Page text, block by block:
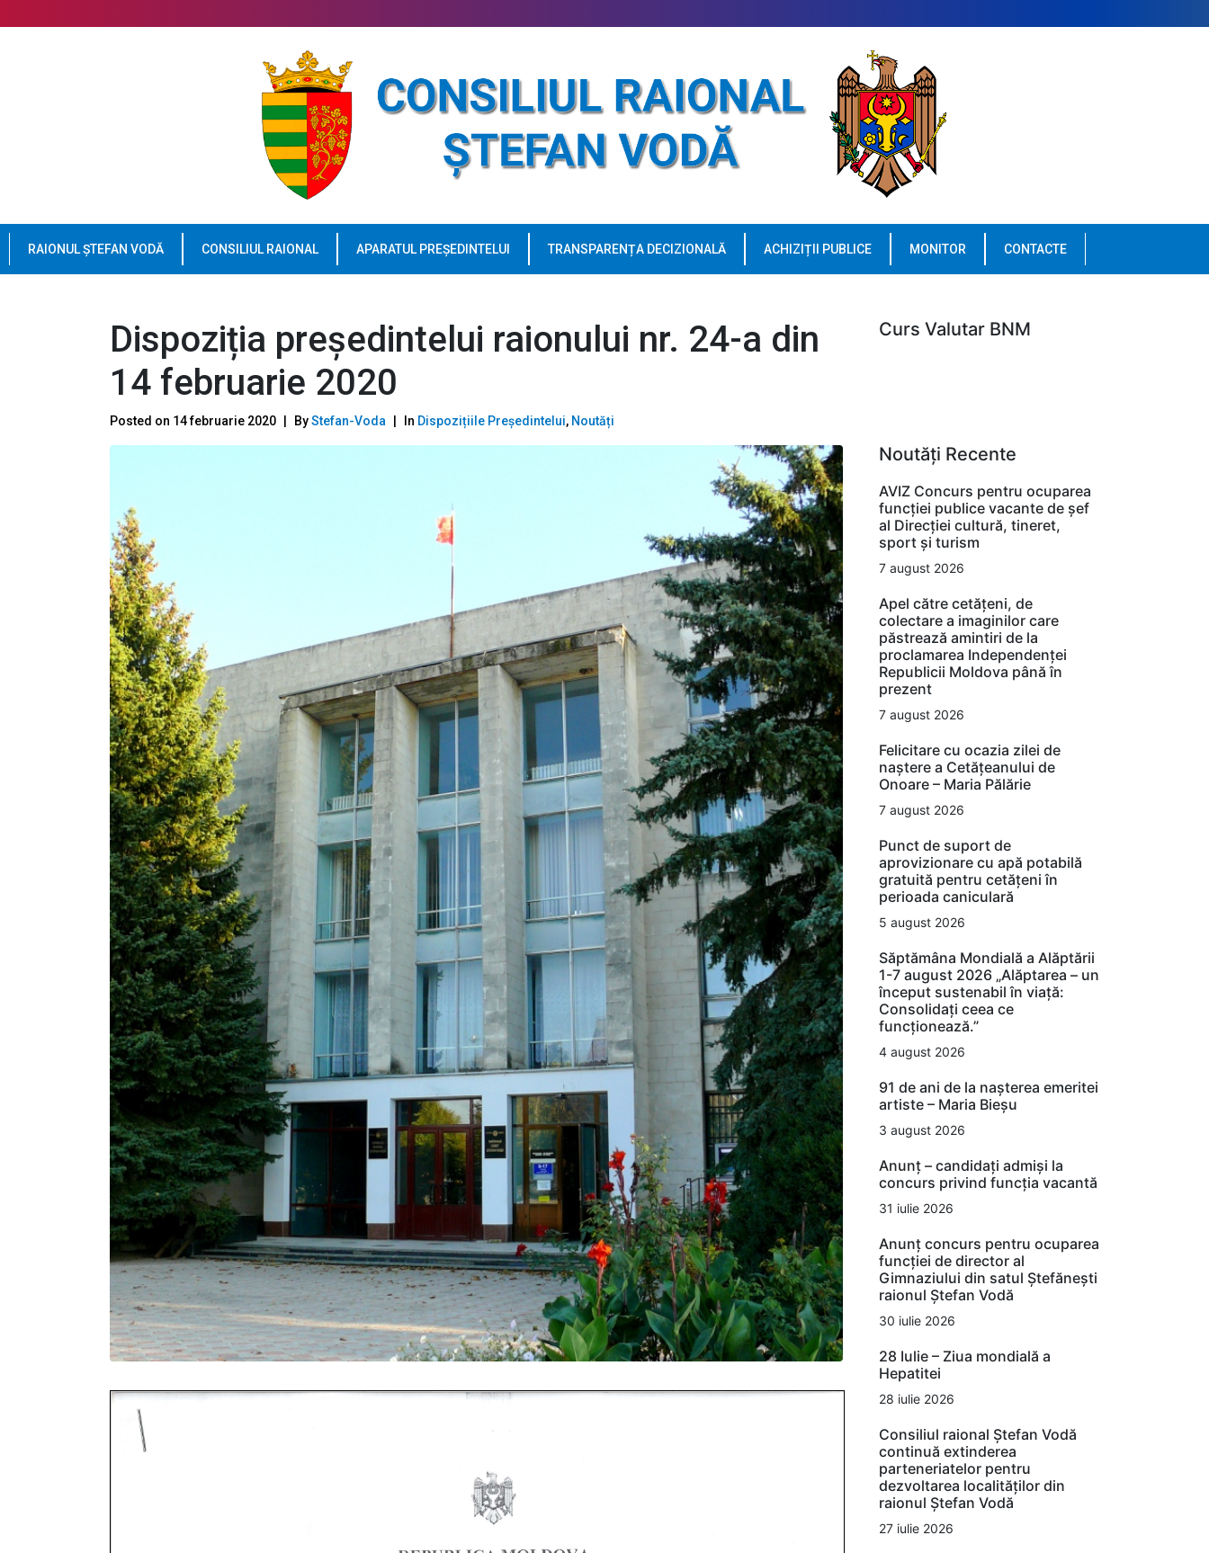
RAIONUL ȘTEFAN VODĂ CONSILIUL RAIONAL APARATUL PREȘEDINTELUI TRANSPARENȚA DECIZIONALĂ ACHIZIȚII PUBLICE MONITOR CONTACTE
Dispoziția președintelui raionului nr. 24-a din
14 februarie 2020
Posted on 14 februarie 2020 ByStefan-Voda In Dispozițiile Președintelui, Noutăți
Curs Valutar BNM
Noutăți Recente
AVIZ Concurs pentru ocuparea
funcţiei publice vacante de şef
al Direcţiei cultură, tineret,
sport şi turism
7 august 2026
Apel către cetățeni, de
colectare a imaginilor care
păstrează amintiri de la
proclamarea Independenței
Republicii Moldova până în
prezent
7 august 2026
Felicitare cu ocazia zilei de
naștere a Cetățeanului de
Onoare – Maria Pălărie
7 august 2026
Punct de suport de
aprovizionare cu apă potabilă
gratuită pentru cetățeni în
perioada caniculară
5 august 2026
Săptămâna Mondială a Alăptării
1-7 august 2026 „Alăptarea – un
început sustenabil în viață:
Consolidați ceea ce
funcționează.”
4 august 2026
91 de ani de la nașterea emeritei
artiste – Maria Bieșu
3 august 2026
Anunț – candidați admiși la
concurs privind funcția vacantă
31 iulie 2026
Anunț concurs pentru ocuparea
funcției de director al
Gimnaziului din satul Ștefănești
raionul Ștefan Vodă
30 iulie 2026
28 Iulie – Ziua mondială a
Hepatitei
28 iulie 2026
Consiliul raional Ștefan Vodă
continuă extinderea
parteneriatelor pentru
dezvoltarea localităților din
raionul Ștefan Vodă
27 iulie 2026